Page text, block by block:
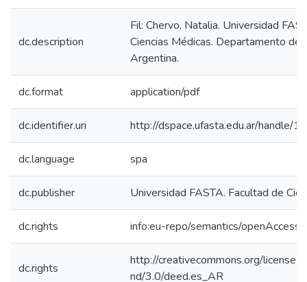
dc.description
Fil: Chervo, Natalia. Universidad
Ciencias Médicas. Departamento de
Argentina.
dc.format application/pdf
dc.identifier.uri http://dspace.ufasta.edu.ar/handle/
dc.language spa
dc.publisher Universidad FASTA. Facultad de
dc.rights info:eu-repo/semantics/openAccess
dc.rights
http://creativecommons.org/
nd/3.0/deed.es_AR